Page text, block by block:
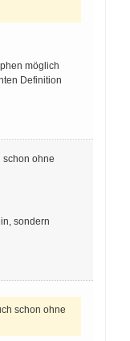
möglich
Definition
schon ohne
sondern
schon ohne